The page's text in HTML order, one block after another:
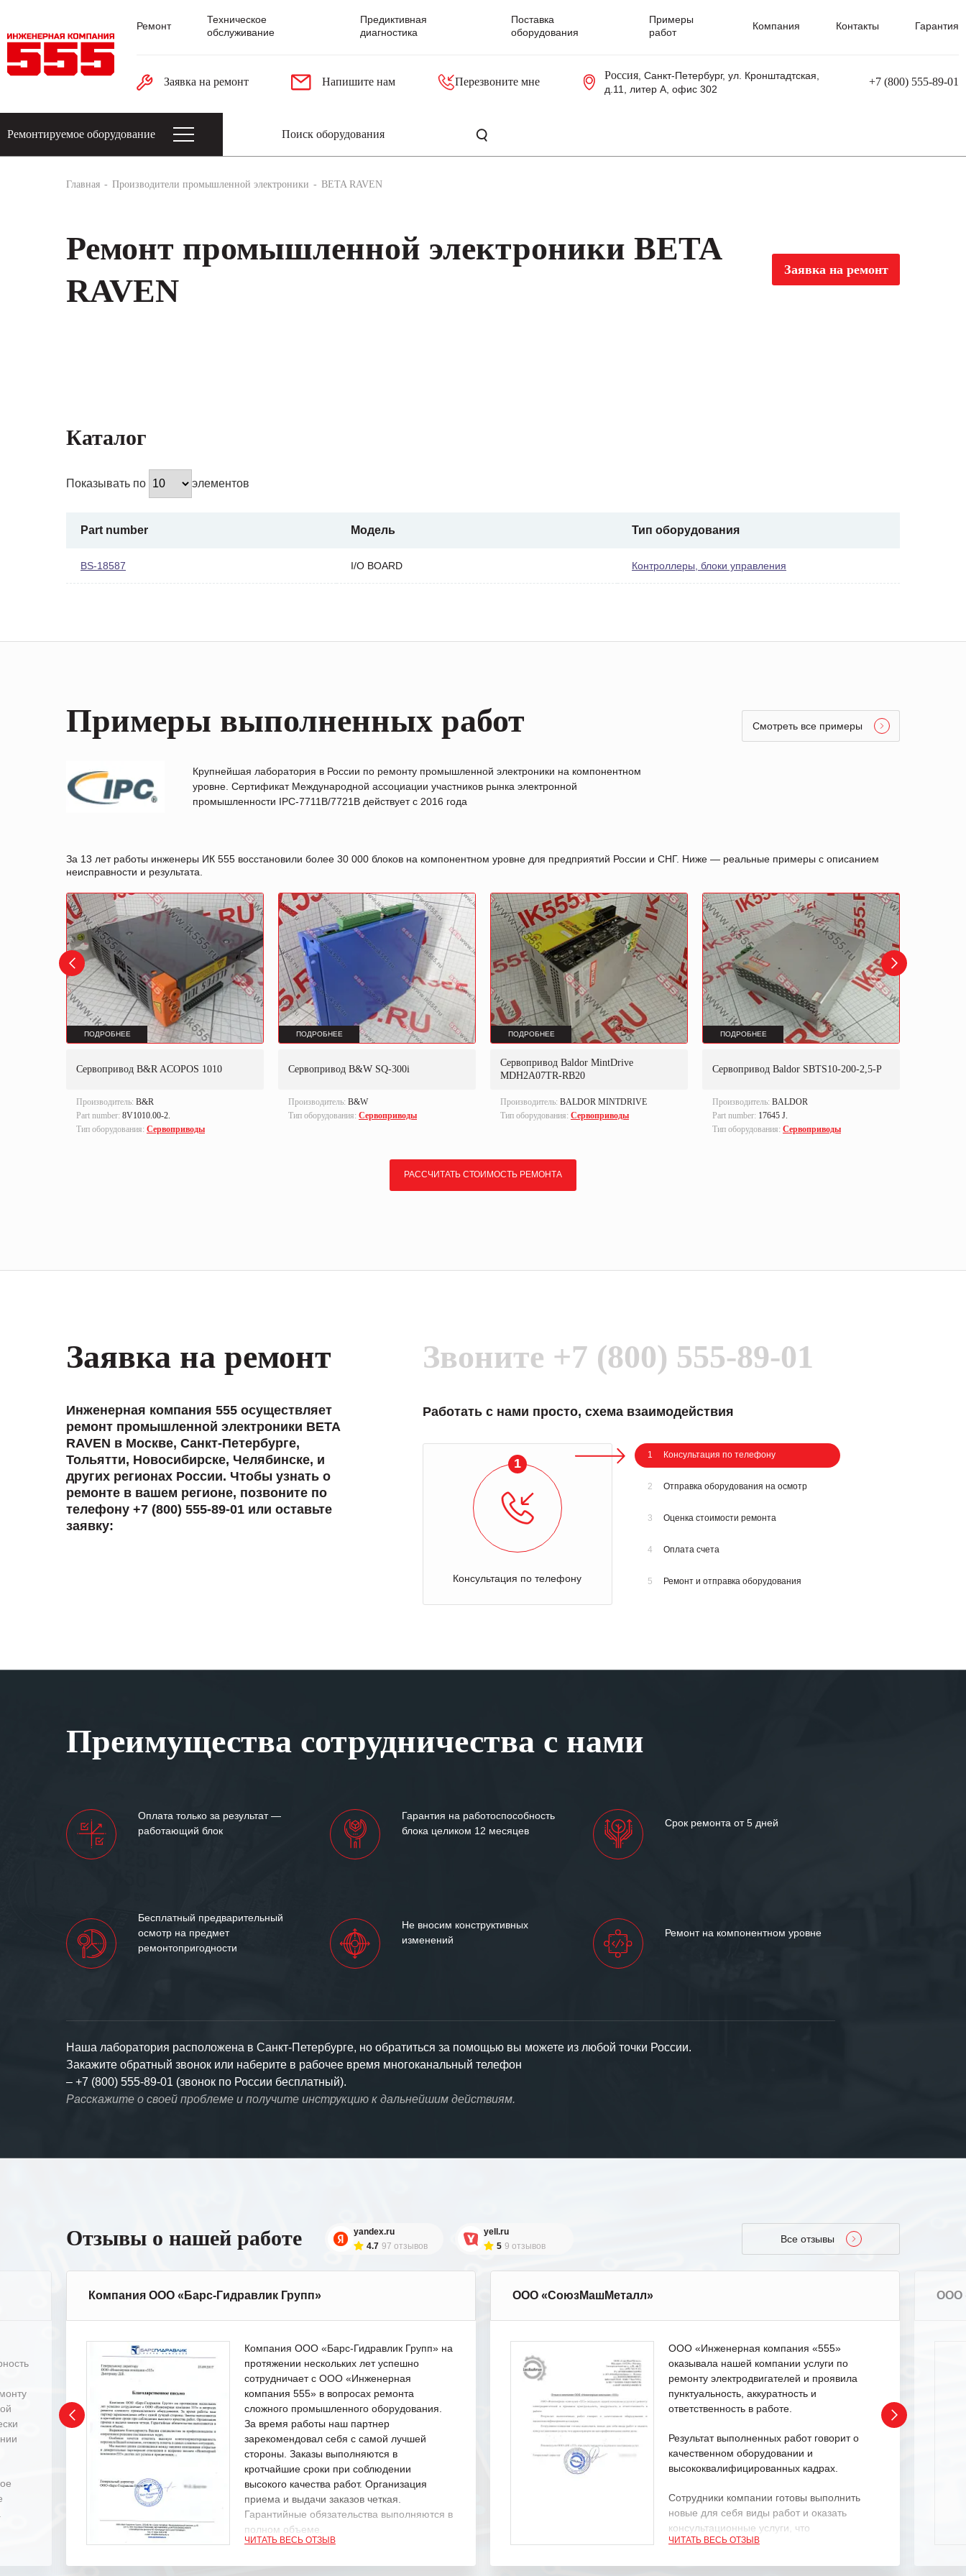
Ремонт
Техническое
обслуживание
Предиктивная
диагностика
Поставка
оборудования
Примеры
работ
Компания Контакты Гарантия
Заявка на ремонт Напишите нам Перезвоните мне
Россия, Санкт-Петербург, ул. Кронштадтская,
д.11, литер А, офис 302
+7 (800) 555-89-01
Ремонтируемое оборудование
Главная Производители промышленной электроники BETA RAVEN
Ремонт промышленной электроники BETA
RAVEN
Заявка на ремонт
Каталог
Показывать по элементов
Part number Модель Тип оборудования
BS-18587 I/O BOARD Контроллеры, блоки управления
Примеры выполненных работ
Крупнейшая лаборатория в России по ремонту промышленной электроники на компонентном
уровне. Сертификат Международной ассоциации участников рынка электронной
промышленности IPC-7711B/7721B действует с 2016 года
Смотреть все примеры
За 13 лет работы инженеры ИК 555 восстановили более 30 000 блоков на компонентном уровне для предприятий России и СНГ. Ниже — реальные примеры с описанием
неисправности и результата.
ПОДРОБНЕЕ
Сервопривод B&R ACOPOS 1010
Производитель: B&R
Part number: 8V1010.00-2.
Тип оборудования: Сервоприводы
ПОДРОБНЕЕ
Сервопривод B&W SQ-300i
Производитель: B&W
Тип оборудования: Сервоприводы
ПОДРОБНЕЕ
Сервопривод Baldor MintDrive
MDH2A07TR-RB20
Производитель: BALDOR MINTDRIVE
Тип оборудования: Сервоприводы
ПОДРОБНЕЕ
Сервопривод Baldor SBTS10-200-2,5-P
Производитель: BALDOR
Part number: 17645 J.
Тип оборудования: Сервоприводы
РАССЧИТАТЬ СТОИМОСТЬ РЕМОНТА
Заявка на ремонт
Инженерная компания 555 осуществляет
ремонт промышленной электроники BETA
RAVEN в Москве, Санкт-Петербурге,
Тольятти, Новосибирске, Челябинске, и
других регионах России. Чтобы узнать о
ремонте в вашем регионе, позвоните по
телефону +7 (800) 555-89-01 или оставьте
заявку:
Звоните +7 (800) 555-89-01
Работать с нами просто, схема взаимодействия
1
Консультация по телефону
1 Консультация по телефону
2 Отправка оборудования на осмотр
3 Оценка стоимости ремонта
4 Оплата счета
5 Ремонт и отправка оборудования
Преимущества сотрудничества с нами
Оплата только за результат —
работающий блок
Гарантия на работоспособность
блока целиком 12 месяцев
Срок ремонта от 5 дней
Бесплатный предварительный
осмотр на предмет
ремонтопригодности
Не вносим конструктивных
изменений
Ремонт на компонентном уровне
Наша лаборатория расположена в Санкт-Петербурге, но обратиться за помощью вы можете из любой точки России.
Закажите обратный звонок или наберите в рабочее время многоканальный телефон
– +7 (800) 555-89-01 (звонок по России бесплатный).
Расскажите о своей проблеме и получите инструкцию к дальнейшим действиям.
Отзывы о нашей работе
yandex.ru
4.7 97 отзывов
yell.ru
5 9 отзывов
Все отзывы
Компания ООО «Барс-Гидравлик Групп»
Компания ООО «Барс-Гидравлик Групп» на
протяжении нескольких лет успешно
сотрудничает с ООО «Инженерная
компания 555» в вопросах ремонта
сложного промышленного оборудования.
За время работы наш партнер
зарекомендовал себя с самой лучшей
стороны. Заказы выполняются в
кротчайшие сроки при соблюдении
высокого качества работ. Организация
приема и выдачи заказов четкая.
Гарантийные обязательства выполняются в
полном объеме.
ЧИТАТЬ ВЕСЬ ОТЗЫВ
ООО «СоюзМашМеталл»
ООО «Инженерная компания «555»
оказывала нашей компании услуги по
ремонту электродвигателей и проявила
пунктуальность, аккуратность и
ответственность в работе.
Результат выполненных работ говорит о
качественном оборудовании и
высококвалифицированных кадрах.
Сотрудники компании готовы выполнить
новые для себя виды работ и оказать
консультационные услуги, что
характеризует их как профессионалов
ЧИТАТЬ ВЕСЬ ОТЗЫВ
ООО